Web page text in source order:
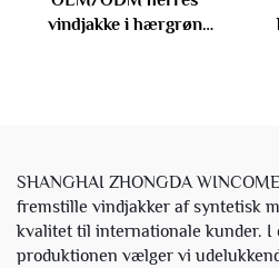
vindjakke i hærgrøn
SHANGHAI ZHONGDA
fremstille vindjakker af syntetisk
kvalitet til internationale kunder. I
produktionen vælger vi